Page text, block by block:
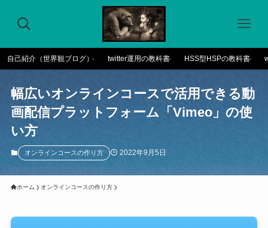
自己紹介（世界観ブログ） twitter運用の教科書 HSS型HSPの教科書
幅広いオンラインコースで活用できる動
画配信プラットフォーム「Vimeo」の使
い方
オンラインコースの作り方 2022年9月5日
ホーム オンラインコースの作り方